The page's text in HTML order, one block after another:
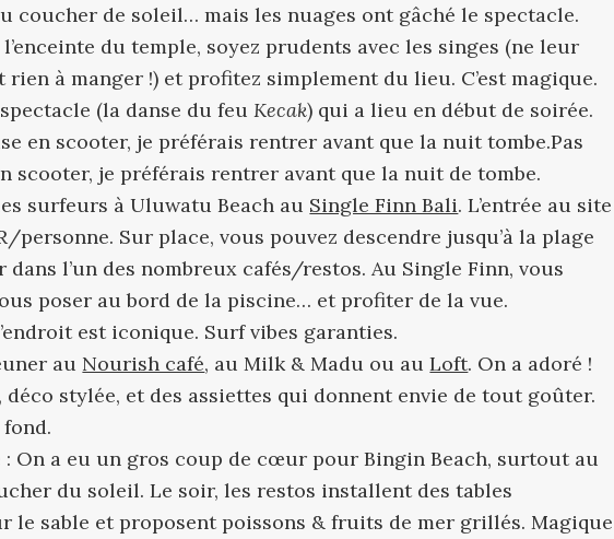
coucher de soleil… mais les nuages ont gâché le spectacle.
du temple, soyez prudents avec les singes (ne leur
à manger !) et profitez simplement du lieu. C’est magique.
(la danse du feuKecak) qui a lieu en début de soirée.
en scooter, je préférais rentrer avant que la nuit tombe.Pas
scooter, je préférais rentrer avant que la nuit de tombe.
surfeurs à Uluwatu Beach au Single Finn Bali. L’entrée au site
personne. Sur place, vous pouvez descendre jusqu’à la plage
dans l’un des nombreux cafés/restos. Au Single Finn, vous
poser au bord de la piscine… et profiter de la vue.
est iconique. Surf vibes garanties.
au Nourish café, au Milk & Madu ou auLoft. On a adoré !
déco stylée, et des assiettes qui donnent envie de tout goûter.
: On a eu un gros coup de cœur pour Bingin Beach, surtout au
du soleil. Le soir, les restos installent des tables
le sable et proposent poissons & fruits de mer grillés. Magique